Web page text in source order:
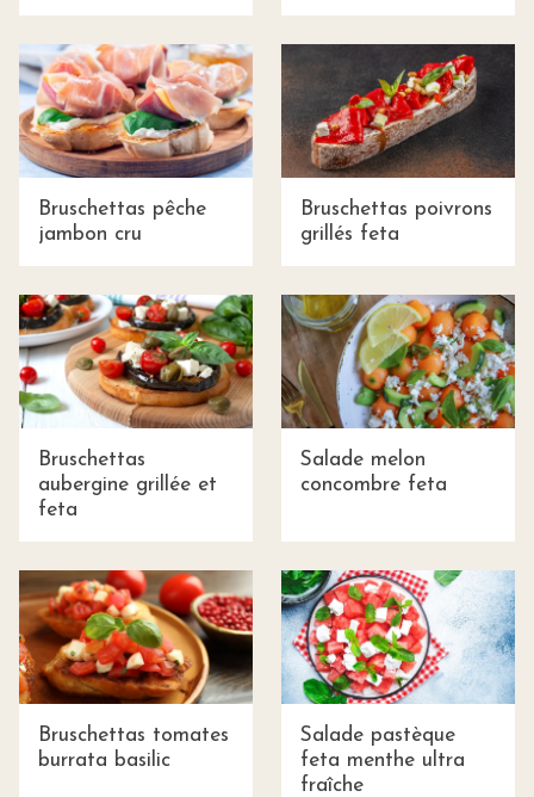
Bruschettas pêche
jambon cru
Bruschettas poivrons
grillés feta
Bruschettas
aubergine grillée et
feta
Salade melon
concombre feta
Bruschettas tomates
burrata basilic
Salade pastèque
feta menthe ultra
fraîche